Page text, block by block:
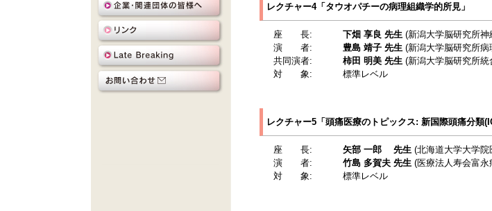
レクチャー4「タウオパチーの病理組織学的所見」
座 長: 下畑 享良 先生(新潟大学脳研究所神
演 者:
豊島 靖子 先生(新潟大学脳研究所病
共同演者:
柿田 明美 先生(新潟大学脳研究所統
対 象:
標準レベル
レクチャー5「頭痛医療のトピックス: 新国際頭痛分類
座 長: 矢部 一郎 先生(北海道大学大学院
演 者:
竹島 多賀夫 先生(医療法人寿会富永
対 象:
標準レベル